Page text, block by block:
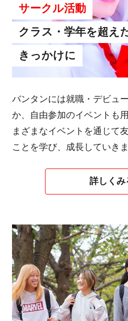
サークル活動
クラス・学年を超え
きっかけに
バンタンには就職・デビュ
か、自由参加のイベントも
まざまなイベントを通じて
ことを学び、成長していきま
詳しくみ